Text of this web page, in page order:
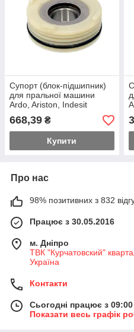
Супорт (блок-підшипник)
для пральної машини
Ardo, Ariston, Indesit
COD.076, C00073579
(6204-ZZ)
668,39 ₴
Купити
Про нас
98% позитивних з 832
Працює з 30.05.2016
м. Дніпро
ТВК "Курчатовский"
Україна
Контакти
Сьогодні працює з
Показати весь графік